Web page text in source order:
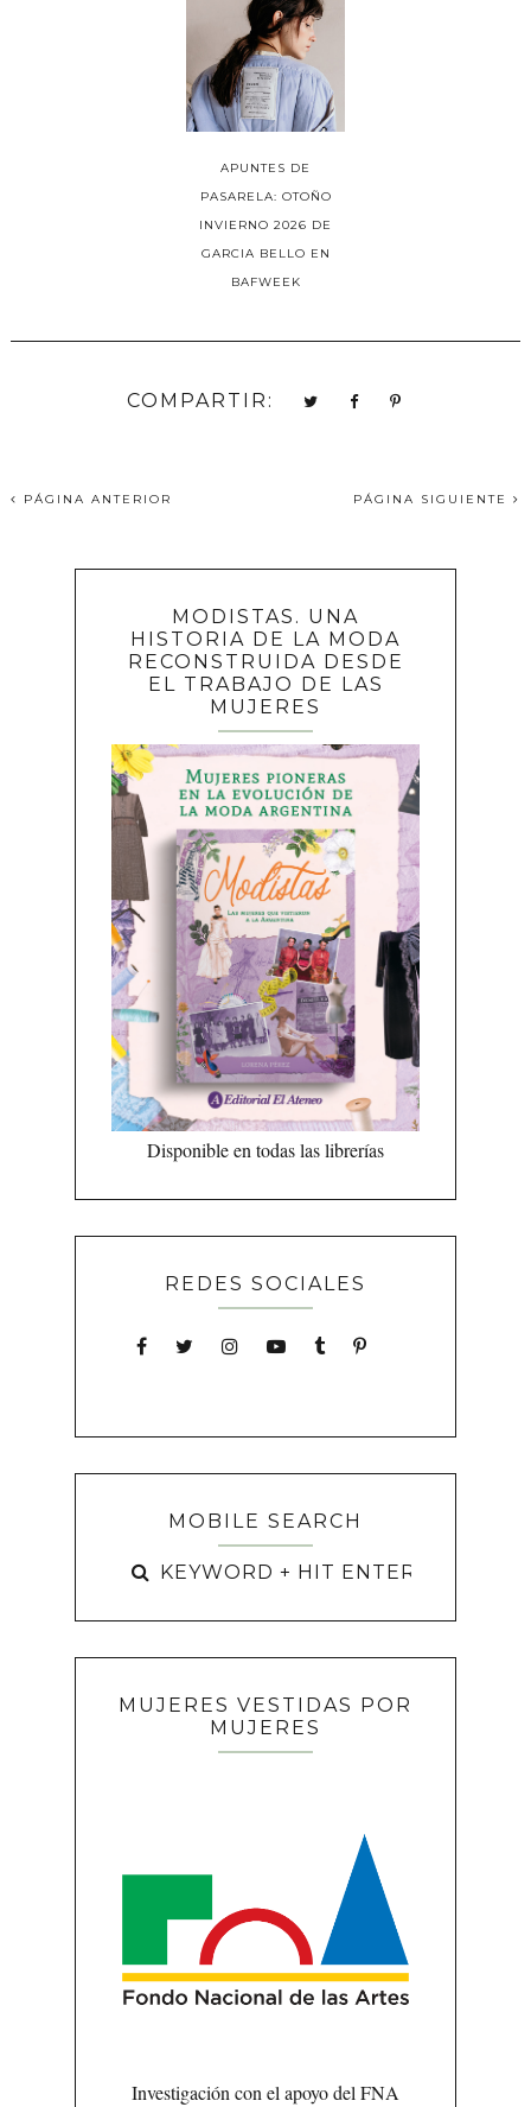
APUNTES DE
PASARELA: OTOÑO
INVIERNO 2026 DE
GARCIA BELLO EN
BAFWEEK
COMPARTIR:
PÁGINA ANTERIOR PÁGINA SIGUIENTE
MODISTAS. UNA
HISTORIA DE LA MODA
RECONSTRUIDA DESDE
EL TRABAJO DE LAS
MUJERES
Disponible en todas las librerías
REDES SOCIALES
MOBILE SEARCH
MUJERES VESTIDAS POR
MUJERES
Investigación con el apoyo del FNA